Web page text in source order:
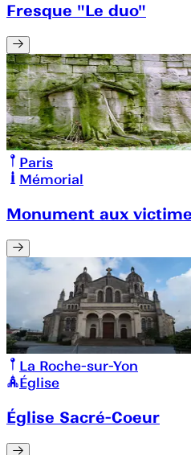
Fresque "Le duo"
Paris
Mémorial
Monument aux
La Roche-sur-Yon
Église
Église Sacré-Coeur